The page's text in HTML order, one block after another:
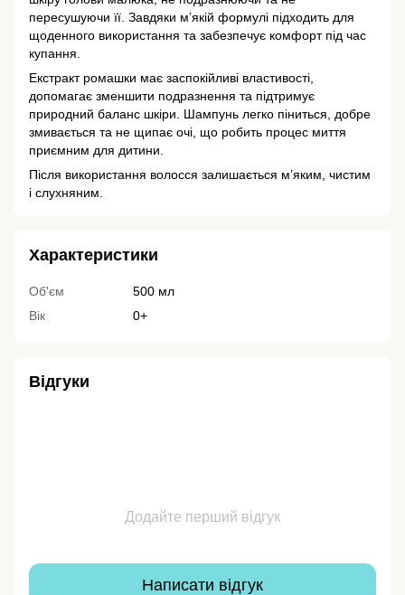
пересушуючи її. Завдяки м’якій формулі підходить для
щоденного використання та забезпечує комфорт під час
купання.
Екстракт ромашки має заспокійливі властивості,
допомагає зменшити подразнення та підтримує
природний баланс шкіри. Шампунь легко піниться, добре
змивається та не щипає очі, що робить процес миття
приємним для дитини.
Після використання волосся залишається м’яким, чистим
і слухняним.
Характеристики
Об'єм
500 мл
Вік
0+
Відгуки
Додайте перший відгук
Написати відгук